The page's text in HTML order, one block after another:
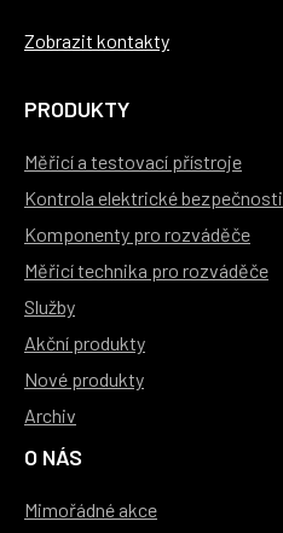
Zobrazit kontakty
PRODUKTY
Měřicí a testovací přístroje
Kontrola elektrické bezpečnosti
Komponenty pro rozváděče
Měřicí technika pro rozváděče
Služby
Akční produkty
Nové produkty
Archiv
O NÁS
Mimořádné akce